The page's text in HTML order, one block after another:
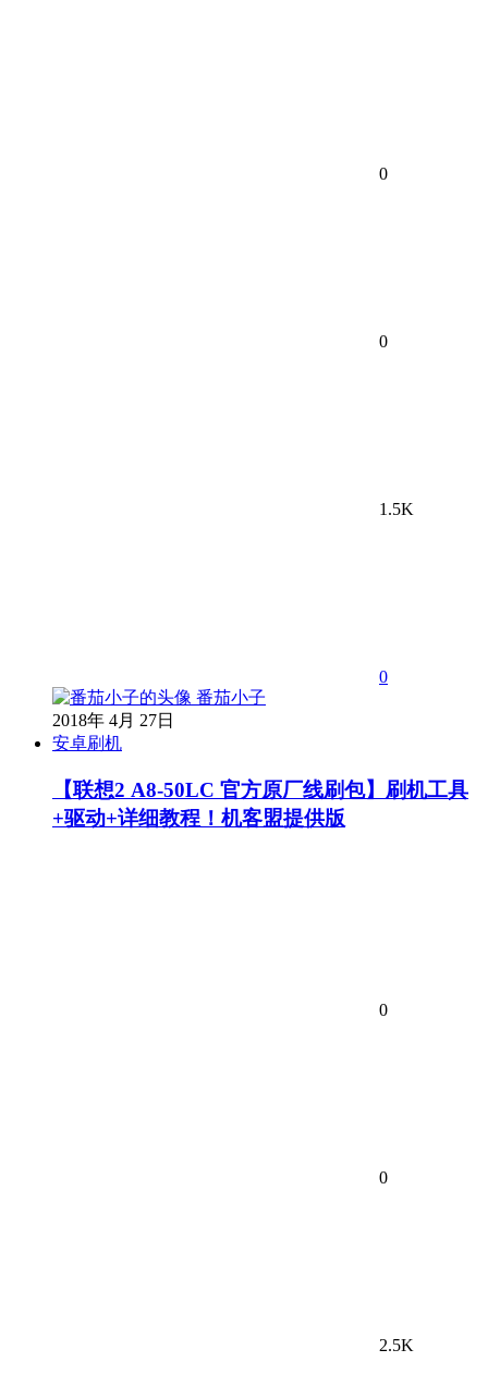
0
0
1.5K
0
番茄小子
2018年 4月 27日
安卓刷机
【联想2 A8-50LC 官方原厂线刷包】刷机工具
+驱动+详细教程！机客盟提供版
0
0
2.5K